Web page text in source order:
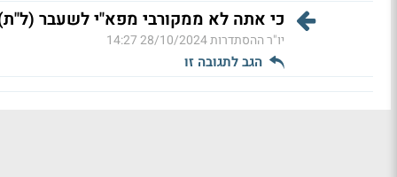
כי אתה לא ממקורבי מפא"י לשעבר
יו"ר ההסתדרות28/10/2024 14:27
הגב לתגובה זו